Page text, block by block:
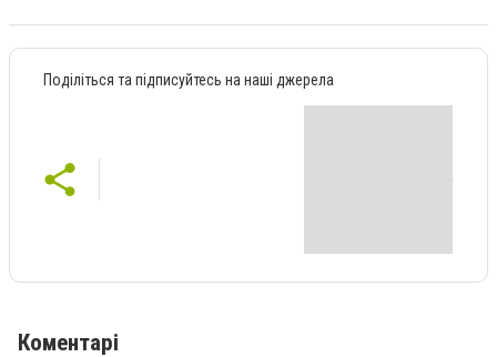
Поділіться та підписуйтесь на наші джерела
Коментарі